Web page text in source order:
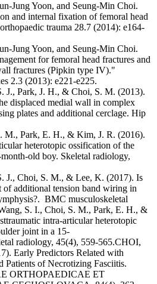
Jung Yoon, and Seung-Min Choi.
and internal fixation of femoral head
trauma 28.7 (2014): e164-
Jung Yoon, and Seung-Min Choi.
for femoral head fractures and
fractures (Pipkin type IV)."
2.3 (2013): e221-e225.
J., Park, J. H., & Choi, S. M. (2013).
displaced medial wall in complex
plates and additional cerclage. Hip
M., Park, E. H., & Kim, J. R. (2016).
heterotopic ossification of the
old boy. Skeletal radiology,
J., Choi, S. M., & Lee, K. (2017). Is
of additional tension band wiring in
BMC musculoskeletal
S. I., Choi, S. M., Park, E. H., &
intra-articular heterotopic
joint in a 15-
radiology, 45(4), 559-565.CHOI,
Early Predictors Related with
Patients of Necrotizing Fasciitis.
ORTHOPAEDICAE ET